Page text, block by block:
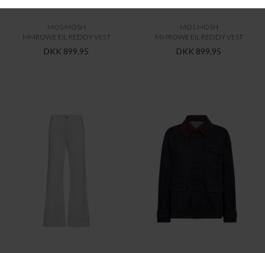
MOS MOSH
MMROWE EIL REDDY VEST
DKK 899,95
MOS MOSH
MMROWE EIL REDDY VEST
DKK 899,95